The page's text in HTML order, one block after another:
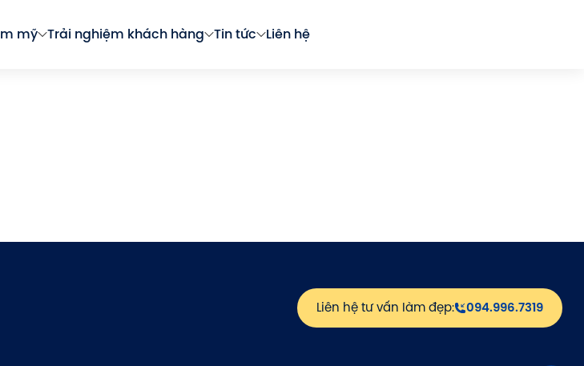
mỹ Trải nghiệm khách hàng Tin tức Liên hệ
Liên hệ tư vấn làm đẹp: 094.996.7319